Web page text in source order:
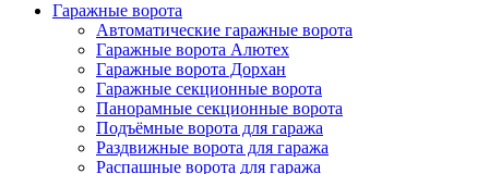
Гаражные ворота
Автоматические гаражные ворота
Гаражные ворота Алютех
Гаражные ворота Дорхан
Гаражные секционные ворота
Панорамные секционные ворота
Подъёмные ворота для гаража
Раздвижные ворота для гаража
Распашные ворота для гаража